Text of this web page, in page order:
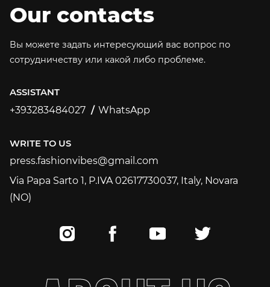
Our contacts
Вы можете задать интересующий вас вопрос по
сотрудничеству или какой либо проблеме.
ASSISTANT
+393283484027
WhatsApp
WRITE TO US
press.fashionvibes@gmail.com
press.fashionvibes@gmail.com
Via Papa Sarto 1, P.IVA 02617730037, Italy, Novara
(NO)